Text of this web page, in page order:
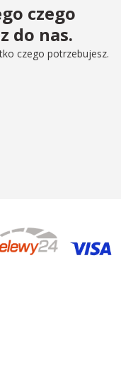
czego
do nas.
czego potrzebujesz.